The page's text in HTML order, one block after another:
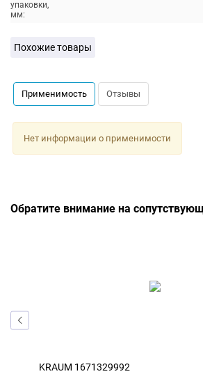
упаковки,
мм:
Похожие товары
Применимость Отзывы
Нет информации о применимости
Обратите внимание на
KRAUM 1671329992